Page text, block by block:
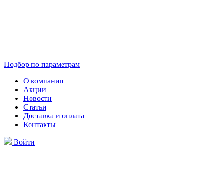
Подбор по параметрам
О компании
Акции
Новости
Статьи
Доставка и оплата
Контакты
Войти